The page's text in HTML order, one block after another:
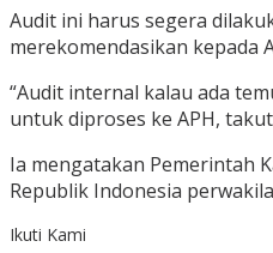
Audit ini harus segera
merekomendasikan kepada
“Audit internal kalau ada
untuk diproses ke APH,
Ia mengatakan Pemerintah
Republik Indonesia
Ikuti Kami